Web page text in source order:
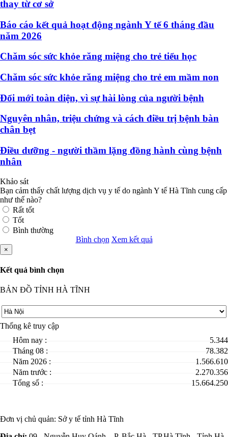
thay từ cơ sở
Báo cáo kết quả hoạt động ngành Y tế 6 tháng đầu
năm 2026
Chăm sóc sức khỏe răng miệng cho trẻ tiểu học
Chăm sóc sức khỏe răng miệng cho trẻ em mầm non
Đổi mới toàn diện, vì sự hài lòng của người bệnh
Nguyên nhân, triệu chứng và cách điều trị bệnh bàn
chân bẹt
Điều dưỡng - người thầm lặng đồng hành cùng bệnh
nhân
Khảo sát
Bạn cảm thấy chất lượng dịch vụ y tế do ngành Y tế Hà Tĩnh cung cấp
như thế nào?
Rất tốt
Tốt
Bình thường
Bình chọn Xem kết quả
×
Kết quả bình chọn
BẢN ĐỒ TỈNH HÀ TĨNH
Thống kê truy cập
Hôm nay :
5.344
Tháng 08 :
78.382
Năm 2026 :
1.566.610
Năm trước :
2.270.356
Tổng số :
15.664.250
Đơn vị chủ quản: Sở y tế tỉnh Hà Tĩnh